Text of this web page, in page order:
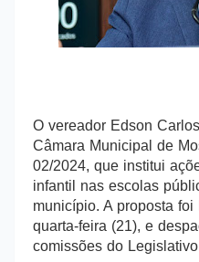
O vereador Edson
Câmara Municipal de
02/2024, que institui
infantil nas escolas
município. A proposta
quarta-feira (21), e
comissões do